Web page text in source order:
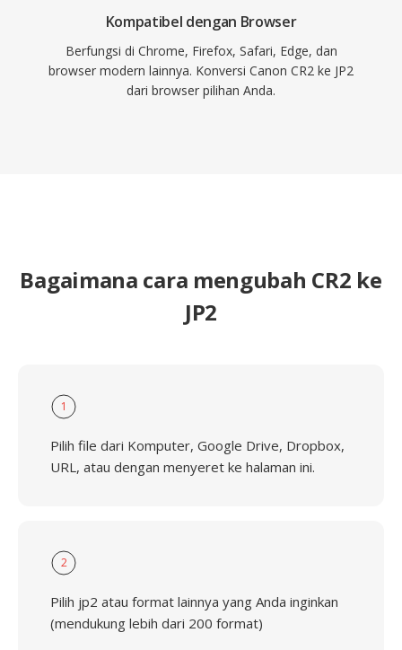
Kompatibel dengan Browser
Berfungsi di Chrome, Firefox, Safari, Edge, dan
browser modern lainnya. Konversi Canon CR2 ke JP2
dari browser pilihan Anda.
Bagaimana cara mengubah CR2 ke
JP2
1
Pilih file dari Komputer, Google Drive, Dropbox,
URL, atau dengan menyeret ke halaman ini.
2
Pilih jp2 atau format lainnya yang Anda inginkan
(mendukung lebih dari 200 format)